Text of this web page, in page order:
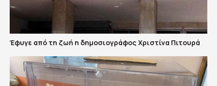
Έφυγε από τη ζωή η δημοσιογράφος Χριστίνα Πιτουρά